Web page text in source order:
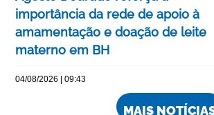
importância da rede de apoio à
amamentação e doação de leite
materno em BH
04/08/2026 | 09:43
MAIS